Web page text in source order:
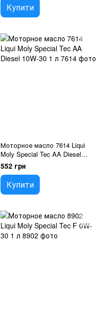
Купити
Моторное масло 7614 Liqui
Moly Special Tec AA Diesel
10W-30 1 л
552 грн
Купити